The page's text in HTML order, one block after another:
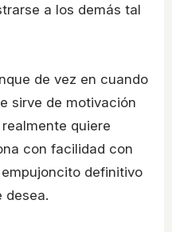
a los demás tal
de vez en cuando
sirve de motivación
quiere
con facilidad con
definitivo
desea.